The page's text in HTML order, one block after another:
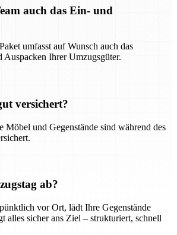
auch das Ein- und
umfasst auf Wunsch auch das
Auspacken Ihrer Umzugsgüter.
versichert?
Möbel und Gegenstände sind während des
ab?
vor Ort, lädt Ihre Gegenstände
alles sicher ans Ziel – strukturiert, schnell